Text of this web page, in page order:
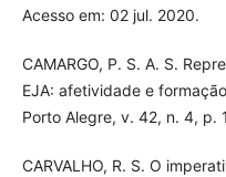
Acesso em: 02 jul. 2020.
CAMARGO, P. S. A. S.
EJA: afetividade e
Porto Alegre, v. 42, n. 4, p.
CARVALHO, R. S. O